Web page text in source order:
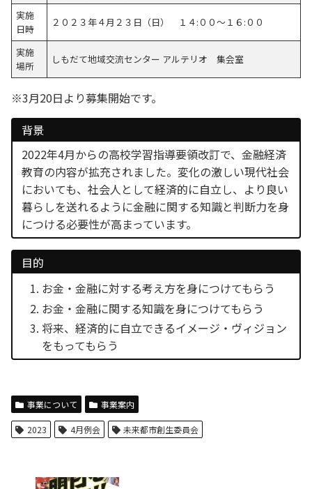
実施
日時
２０２３年４月２３日（日） １４:００～１６:００
実施
場所
しもだて地域交流センター アルテリオ 集会室
※3月20日より募集開始です。
背景
2022年4月からの高校学習指導要領改訂で、金融経済
教育の内容が拡充されました。変化の激しい現代社会
においても、社会人として経済的に自立し、より良い
暮らしを送れるように金融に関する知識と判断力を身
につける必要性が高まっています。
目的
お金・金融に対する考え方を身につけてもらう
お金・金融に関する知識を身につけてもらう
将来、経済的に自立できるイメージ・ヴィジョン
をもってもらう
事業について 事業案内
2023 4月例会 未来都市創生委員会